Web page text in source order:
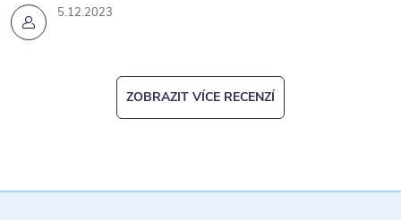
5.12.2023
ZOBRAZIT VÍCE RECENZÍ